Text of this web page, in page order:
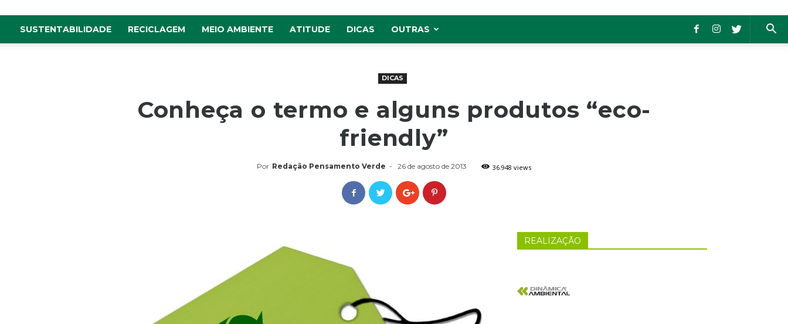
SUSTENTABILIDADE RECICLAGEM MEIO AMBIENTE ATITUDE DICAS OUTRAS
DICAS
Conheça o termo e alguns produtos “eco-
friendly”
Por Redação Pensamento Verde - 26 de agosto de 2013 36.948 views
REALIZAÇÃO